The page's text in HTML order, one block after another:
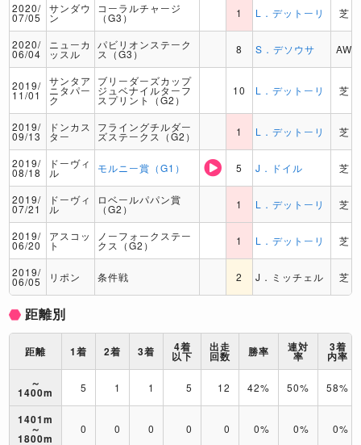
2020/
07/05
サンダウ
ン
コーラルチャージ
（G3） 1 L．デットーリ 芝
2020/
06/04
ニューカ
ッスル
パビリオンステーク
ス（G3） 8 S．デソウサ AW
2019/
11/01
サンタア
ニタパー
ク
ブリーダーズカップ
ジュベナイルターフ
スプリント（G2）
10 L．デットーリ 芝
2019/
09/13
ドンカス
ター
フライングチルダー
ズステークス（G2） 1 L．デットーリ 芝
2019/
08/18
ドーヴィ
ル モルニー賞（G1） 5 J．ドイル 芝
2019/
07/21
ドーヴィ
ル
ロベールパパン賞
（G2） 1 L．デットーリ 芝
2019/
06/20
アスコッ
ト
ノーフォークステー
クス（G2） 1 L．デットーリ 芝
2019/
06/05 リポン 条件戦 2 J．ミッチェル 芝
距離別
距離 1着 2着 3着 4着
以下
出走
回数 勝率 連対
率
3着
内率
～
1400m 5 1 1 5 12 42% 50% 58%
1401m
～
1800m
0 0 0 0 0 0% 0% 0%